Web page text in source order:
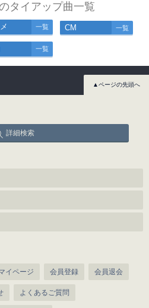
タイアップ曲一覧
一覧 CM 一覧
一覧
▲ページの先頭へ
詳細検索
イページ 会員登録 会員退会
よくあるご質問